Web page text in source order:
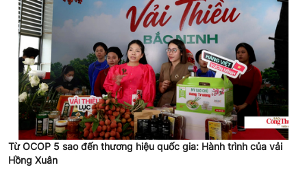
Từ OCOP 5 sao đến thương hiệu quốc gia: Hành trình của vải
Hồng Xuân